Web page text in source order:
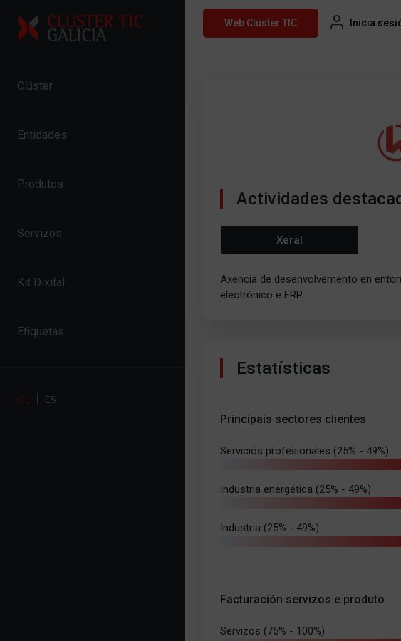
Skip to content
Clúster
Entidades
Produtos
Servizos
Kit Dixital
Etiquetas
GL ES
Web Clúster TIC Inicia
Actividades
Xeral
Axencia de desenvolvemento en
electrónico e ERP.
Estatísticas
Principais sectores clientes
Servicios profesionales (25% - 49%)
Industria energética (25% - 49%)
Industria (25% - 49%)
Facturación servizos e produto
Servizos (75% - 100%)